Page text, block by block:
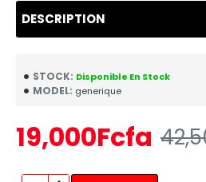
DESCRIPTION
STOCK: Disponible En Stock
MODEL: generique
19,000Fcfa